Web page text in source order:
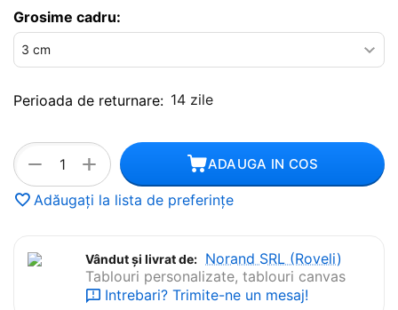
Grosime cadru:
Perioada de returnare: 14 zile
+
− ADAUGA IN COS
Adăugați la lista de preferințe
Vândut și livrat de: Norand SRL (Roveli)
Tablouri personalizate, tablouri canvas
Intrebari? Trimite-ne un mesaj!